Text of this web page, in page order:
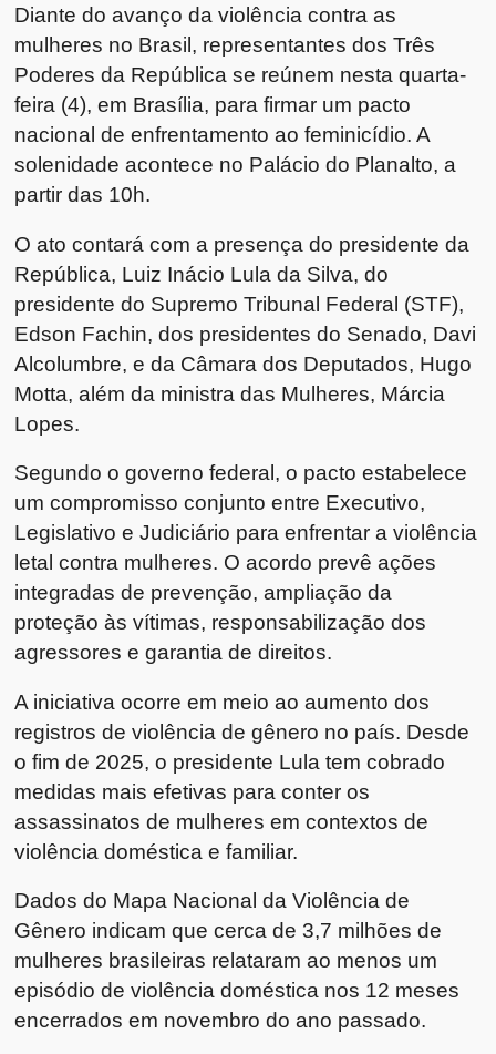
Diante do avanço da violência contra as
mulheres no Brasil, representantes dos Três
Poderes da República se reúnem nesta quarta-
feira (4), em Brasília, para firmar um pacto
nacional de enfrentamento ao feminicídio. A
solenidade acontece no Palácio do Planalto, a
partir das 10h.
O ato contará com a presença do presidente da
República, Luiz Inácio Lula da Silva, do
presidente do Supremo Tribunal Federal (STF),
Edson Fachin, dos presidentes do Senado, Davi
Alcolumbre, e da Câmara dos Deputados, Hugo
Motta, além da ministra das Mulheres, Márcia
Lopes.
Segundo o governo federal, o pacto estabelece
um compromisso conjunto entre Executivo,
Legislativo e Judiciário para enfrentar a violência
letal contra mulheres. O acordo prevê ações
integradas de prevenção, ampliação da
proteção às vítimas, responsabilização dos
agressores e garantia de direitos.
A iniciativa ocorre em meio ao aumento dos
registros de violência de gênero no país. Desde
o fim de 2025, o presidente Lula tem cobrado
medidas mais efetivas para conter os
assassinatos de mulheres em contextos de
violência doméstica e familiar.
Dados do Mapa Nacional da Violência de
Gênero indicam que cerca de 3,7 milhões de
mulheres brasileiras relataram ao menos um
episódio de violência doméstica nos 12 meses
encerrados em novembro do ano passado.